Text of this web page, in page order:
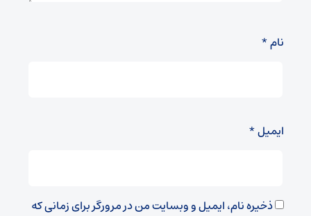
نام*
ایمیل*
ذخیره نام، ایمیل و وبسایت من در مرورگر برای زمانی که